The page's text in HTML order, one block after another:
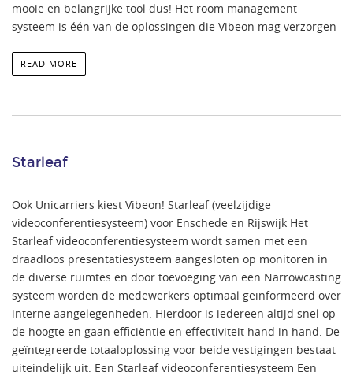
mooie en belangrijke tool dus! Het room management
systeem is één van de oplossingen die Vibeon mag verzorgen
READ MORE
Starleaf
Ook Unicarriers kiest Vibeon! Starleaf (veelzijdige
videoconferentiesysteem) voor Enschede en Rijswijk Het
Starleaf videoconferentiesysteem wordt samen met een
draadloos presentatiesysteem aangesloten op monitoren in
de diverse ruimtes en door toevoeging van een Narrowcasting
systeem worden de medewerkers optimaal geïnformeerd over
interne aangelegenheden. Hierdoor is iedereen altijd snel op
de hoogte en gaan efficiëntie en effectiviteit hand in hand. De
geïntegreerde totaaloplossing voor beide vestigingen bestaat
uiteindelijk uit: Een Starleaf videoconferentiesysteem Een